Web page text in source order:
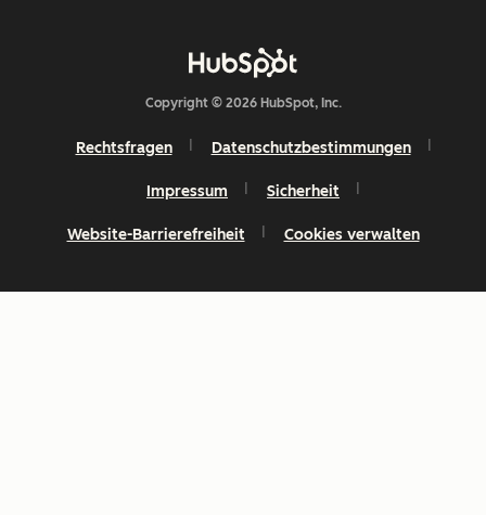
Copyright © 2026 HubSpot, Inc.
Rechtsfragen Datenschutzbestimmungen
Impressum Sicherheit
Website-Barrierefreiheit Cookies verwalten